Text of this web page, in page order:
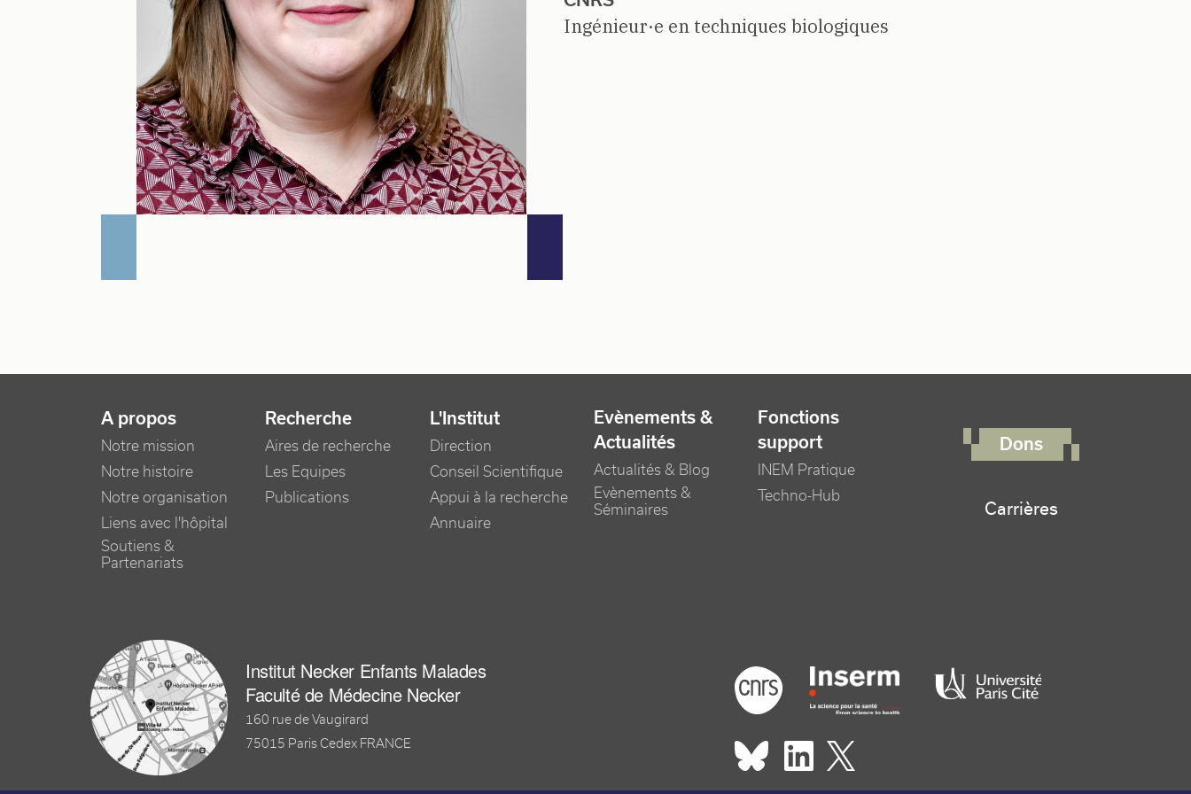
Ingénieur·e en techniques biologiques
NAVIGATION PRINCIPALE
A propos
Notre mission
Notre histoire
Notre organisation
Liens avec l'hôpital
Soutiens &
Partenariats
Recherche
Aires de recherche
Les Equipes
Publications
L'Institut
Direction
Conseil Scientifique
Appui à la recherche
Annuaire
Evènements &
Actualités
Actualités & Blog
Evènements &
Séminaires
Fonctions
support
INEM Pratique
Techno-Hub
Dons
Carrières
Institut Necker Enfants Malades
Faculté de Médecine Necker
160 rue de Vaugirard
75015 Paris Cedex FRANCE
Footer logo tutelles
Réseaux sociaux footer